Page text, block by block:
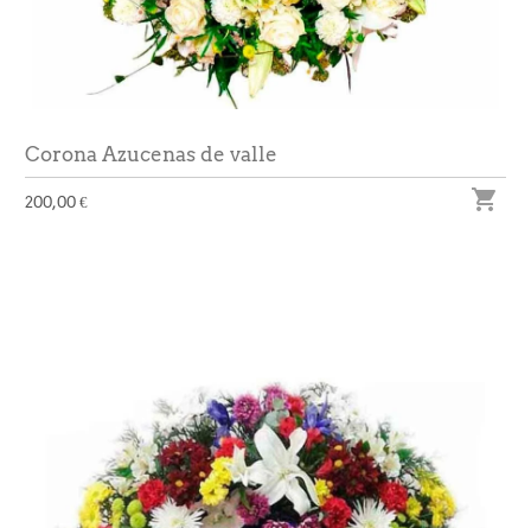
Corona Azucenas de valle
200,00 € 